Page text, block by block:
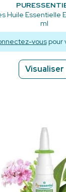
Huile Essentielle
ml
vouspour
Visualiser